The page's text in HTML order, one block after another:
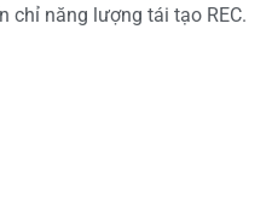
chỉ năng lượng tái tạo REC.